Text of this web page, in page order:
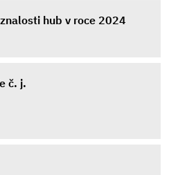
hub v roce 2024
č. j.